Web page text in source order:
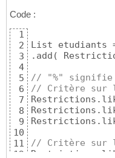
Code :
1
2
3
4
5
6
7
8
9
10
11
12
List etudiants
.add (
// "%" signifie
// Critère sur la
// Critère sur la